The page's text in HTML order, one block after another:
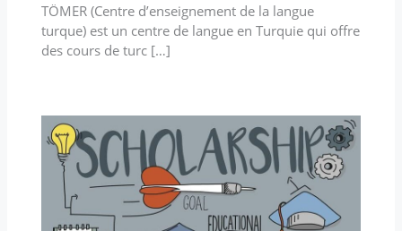
TÖMER (Centre d’enseignement de la langue
turque) est un centre de langue en Turquie qui offre
des cours de turc […]